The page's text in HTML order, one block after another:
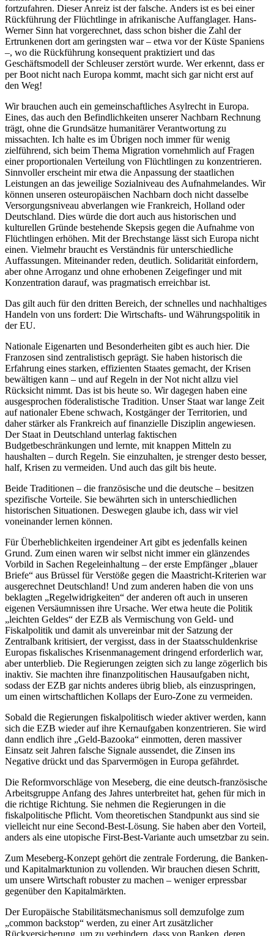
fortzufahren. Dieser Anreiz ist der falsche. Anders ist es bei einer
Rückführung der Flüchtlinge in afrikanische Auffanglager. Hans-
Werner Sinn hat vorgerechnet, dass schon bisher die Zahl der
Ertrunkenen dort am geringsten war – etwa vor der Küste Spaniens
–, wo die Rückführung konsequent praktiziert und das
Geschäftsmodell der Schleuser zerstört wurde. Wer erkennt, dass er
per Boot nicht nach Europa kommt, macht sich gar nicht erst auf
den Weg!
Wir brauchen auch ein gemeinschaftliches Asylrecht in Europa.
Eines, das auch den Befindlichkeiten unserer Nachbarn Rechnung
trägt, ohne die Grundsätze humanitärer Verantwortung zu
missachten. Ich halte es im Übrigen noch immer für wenig
zielführend, sich beim Thema Migration vornehmlich auf Fragen
einer proportionalen Verteilung von Flüchtlingen zu konzentrieren.
Sinnvoller erscheint mir etwa die Anpassung der staatlichen
Leistungen an das jeweilige Sozialniveau des Aufnahmelandes. Wir
können unseren osteuropäischen Nachbarn doch nicht dasselbe
Versorgungsniveau abverlangen wie Frankreich, Holland oder
Deutschland. Dies würde die dort auch aus historischen und
kulturellen Gründe bestehende Skepsis gegen die Aufnahme von
Flüchtlingen erhöhen. Mit der Brechstange lässt sich Europa nicht
einen. Vielmehr braucht es Verständnis für unterschiedliche
Auffassungen. Miteinander reden, deutlich. Solidarität einfordern,
aber ohne Arroganz und ohne erhobenen Zeigefinger und mit
Konzentration darauf, was pragmatisch erreichbar ist.
Das gilt auch für den dritten Bereich, der schnelles und nachhaltiges
Handeln von uns fordert: Die Wirtschafts- und Währungspolitik in
der EU.
Nationale Eigenarten und Besonderheiten gibt es auch hier. Die
Franzosen sind zentralistisch geprägt. Sie haben historisch die
Erfahrung eines starken, effizienten Staates gemacht, der Krisen
bewältigen kann – und auf Regeln in der Not nicht allzu viel
Rücksicht nimmt. Das ist bis heute so. Wir dagegen haben eine
ausgesprochen föderalistische Tradition. Unser Staat war lange Zeit
auf nationaler Ebene schwach, Kostgänger der Territorien, und
daher stärker als Frankreich auf finanzielle Disziplin angewiesen.
Der Staat in Deutschland unterlag faktischen
Budgetbeschränkungen und lernte, mit knappen Mitteln zu
haushalten – durch Regeln. Sie einzuhalten, je strenger desto besser,
half, Krisen zu vermeiden. Und auch das gilt bis heute.
Beide Traditionen – die französische und die deutsche – besitzen
spezifische Vorteile. Sie bewährten sich in unterschiedlichen
historischen Situationen. Deswegen glaube ich, dass wir viel
voneinander lernen können.
Für Überheblichkeiten irgendeiner Art gibt es jedenfalls keinen
Grund. Zum einen waren wir selbst nicht immer ein glänzendes
Vorbild in Sachen Regeleinhaltung – der erste Empfänger „blauer
Briefe“ aus Brüssel für Verstöße gegen die Maastricht-Kriterien war
ausgerechnet Deutschland! Und zum anderen haben die von uns
beklagten „Regelwidrigkeiten“ der anderen oft auch in unseren
eigenen Versäumnissen ihre Ursache. Wer etwa heute die Politik
„leichten Geldes“ der EZB als Vermischung von Geld- und
Fiskalpolitik und damit als unvereinbar mit der Satzung der
Zentralbank kritisiert, der vergisst, dass in der Staatsschuldenkrise
Europas fiskalisches Krisenmanagement dringend erforderlich war,
aber unterblieb. Die Regierungen zeigten sich zu lange zögerlich bis
inaktiv. Sie machten ihre finanzpolitischen Hausaufgaben nicht,
sodass der EZB gar nichts anderes übrig blieb, als einzuspringen,
um einen wirtschaftlichen Kollaps der Euro-Zone zu vermeiden.
Sobald die Regierungen fiskalpolitisch wieder aktiver werden, kann
sich die EZB wieder auf ihre Kernaufgaben konzentrieren. Sie wird
dann endlich ihre „Geld-Bazooka“ einmotten, deren massiver
Einsatz seit Jahren falsche Signale aussendet, die Zinsen ins
Negative drückt und das Sparvermögen in Europa gefährdet.
Die Reformvorschläge von Meseberg, die eine deutsch-französische
Arbeitsgruppe Anfang des Jahres unterbreitet hat, gehen für mich in
die richtige Richtung. Sie nehmen die Regierungen in die
fiskalpolitische Pflicht. Vom theoretischen Standpunkt aus sind sie
vielleicht nur eine Second-Best-Lösung. Sie haben aber den Vorteil,
anders als eine utopische First-Best-Variante auch umsetzbar zu sein.
Zum Meseberg-Konzept gehört die zentrale Forderung, die Banken-
und Kapitalmarktunion zu vollenden. Wir brauchen diesen Schritt,
um unsere Wirtschaft robuster zu machen – weniger erpressbar
gegenüber den Kapitalmärkten.
Der Europäische Stabilitätsmechanismus soll demzufolge zum
„common backstop“ werden, zu einer Art zusätzlicher
Rückversicherung, um zu verhindern, dass von Banken, deren